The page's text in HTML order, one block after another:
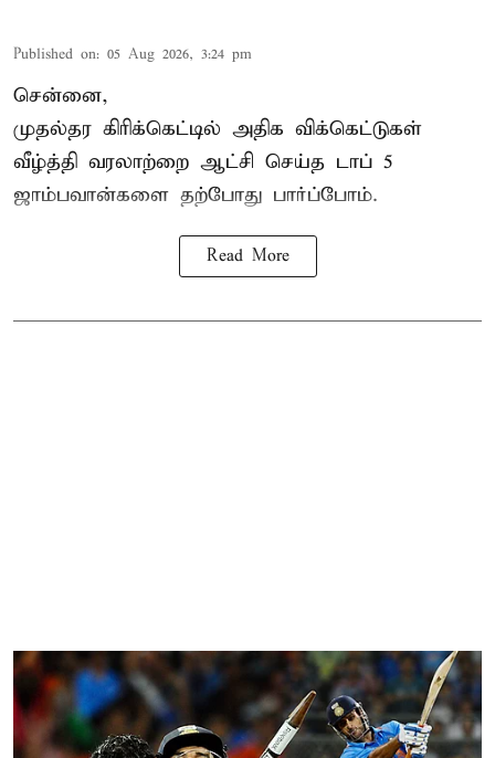
Published on: 05 Aug 2026, 3:24 pm
சென்னை,
முதல்தர கிரிக்கெட்டில் அதிக விக்கெட்டுகள்
வீழ்த்தி வரலாற்றை ஆட்சி செய்த டாப் 5
ஜாம்பவான்களை தற்போது பார்ப்போம்.
Read More